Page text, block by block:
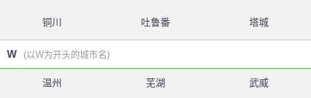
铜川 吐鲁番 塔城
W (以W为开头的城市名)
温州 芜湖 武威